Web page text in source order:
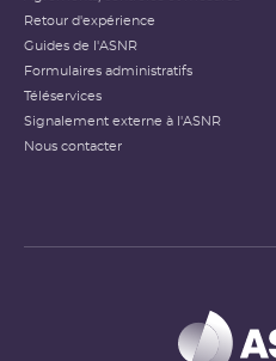
Retour d'expérience
Guides de l'ASNR
Formulaires administratifs
Téléservices
Signalement externe à l'ASNR
Nous contacter